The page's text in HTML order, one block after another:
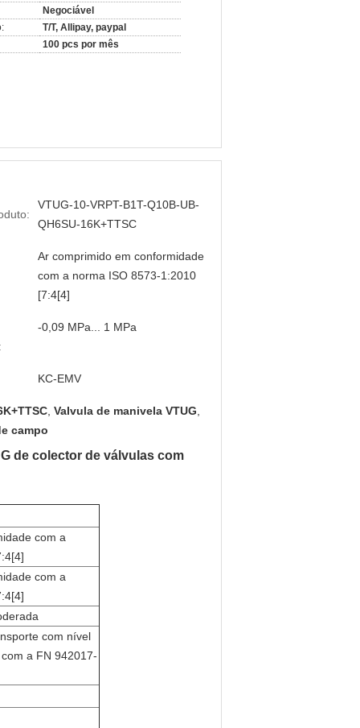
Negociável
T/T, Allipay, paypal
100 pcs por mês
VTUG-10-VRPT-B1T-Q10B-UB-
QH6SU-16K+TTSC
Ar comprimido em conformidade
com a norma ISO 8573-1:2010
[7:4[4]
-0,09 MPa... 1 MPa
KC-EMV
Valvula de manivela VTUG
campo
de colector de válvulas com
com a
com a
com nível
a FN 942017-